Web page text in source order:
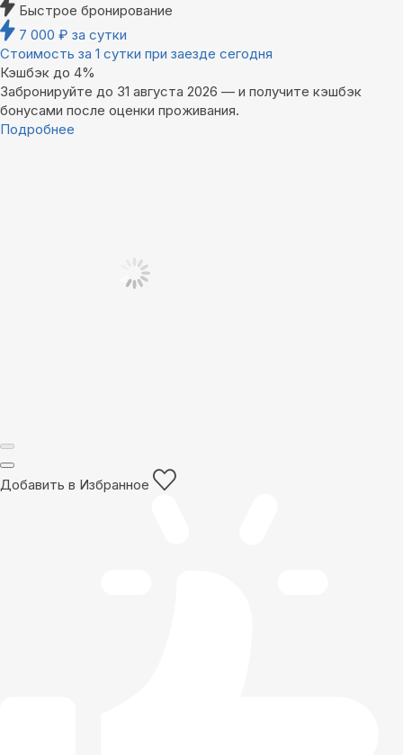
Быстрое бронирование
7 000 ₽ за сутки
Стоимость за 1 сутки при заезде сегодня
Кэшбэк до 4%
Забронируйте до 31 августа 2026 — и получите кэшбэк
бонусами после оценки проживания.
Подробнее
Добавить в Избранное